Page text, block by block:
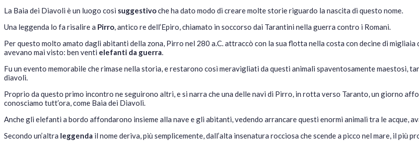
La Baia dei Diavoli è un luogo così suggestivoche ha dato modo di creare molte storie riguardo la nascita di questo nome.
Una leggenda lo fa risalire a Pirro, antico re dell’Epiro, chiamato in soccorso dai Tarantini nella guerra contro i Romani.
Per questo molto amato dagli abitanti della zona, Pirro nel 280 a.C. attraccò con la sua flotta nella costa con decine di
avevano mai visto: ben venti elefanti da guerra.
Fu un evento memorabile che rimase nella storia, e restarono così meravigliati da questi animali spaventosamente maestosi,
diavoli.
Proprio da questo primo incontro ne seguirono altri, e si narra che una delle navi di Pirro, in rotta verso Taranto, un giorno
conosciamo tutt’ora, come Baia dei Diavoli.
Anche gli elefanti a bordo affondarono insieme alla nave e gli abitanti, vedendo arrancare questi enormi animali tra le acque,
Secondo un’altra leggenda il nome deriva, più semplicemente, dall’alta insenatura rocciosa che scende a picco nel mare, il più